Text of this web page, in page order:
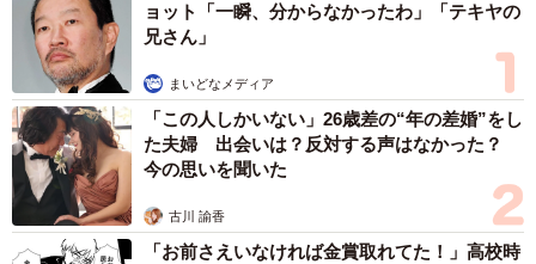
ョット「一瞬、分からなかったわ」「テキヤの
兄さん」
まいどなメディア
「この人しかいない」26歳差の“年の差婚”をし
た夫婦 出会いは？反対する声はなかった？
今の思いを聞いた
古川 諭香
「お前さえいなければ金賞取れてた！」高校時